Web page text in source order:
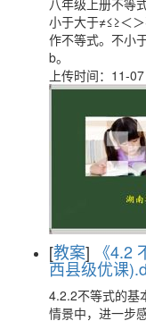
八年级上册不等
小于大于≠≤≥＜
作不等式。不小
b。
上传时间：11-07
[教案] 《4.2
西县级优课
4.2.2不等式的基
情景中，进一步